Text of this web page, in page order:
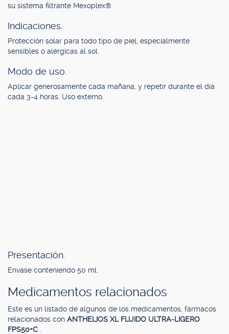
su sistema filtrante Mexoplex®.
Indicaciones.
Protección solar para todo tipo de piel, especialmente
sensibles o alérgicas al sol.
Modo de uso.
Aplicar generosamente cada mañana, y repetir durante el día
cada 3-4 horas. Uso externo.
Presentación.
Envase conteniendo 50 ml.
Medicamentos relacionados
Este es un listado de algunos de los medicamentos, fármacos
relacionados con ANTHELIOS XL FLUIDO ULTRA-LIGERO
FPS50+C